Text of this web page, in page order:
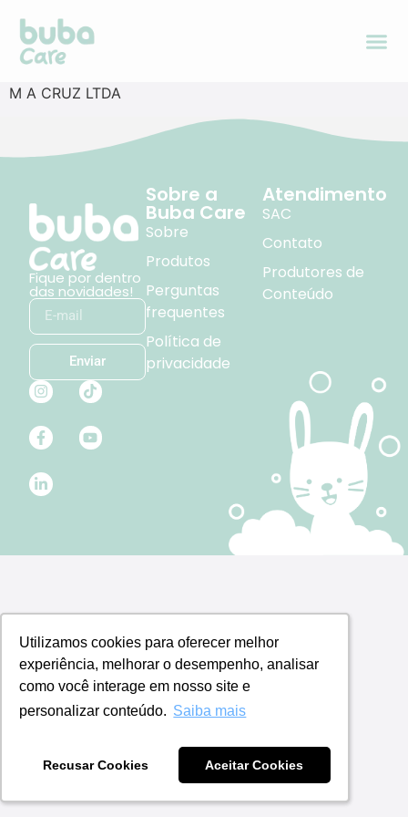
Utilizamos cookies para oferecer melhor
experiência, melhorar o desempenho, analisar
como você interage em nosso site e
personalizar conteúdo. Saiba mais
Recusar Cookies Aceitar Cookies
Utilizamos cookies para oferecer melhor
experiência, melhorar o desempenho, analisar
como você interage em nosso site e
personalizar conteúdo. Saiba mais
Recusar Cookies Aceitar Cookies
M A CRUZ LTDA
Fique por dentro
das novidades!
Enviar
Sobre a
Buba Care
Sobre
Produtos
Perguntas
frequentes
Política de
privacidade
Atendimento
SAC
Contato
Produtores de
Conteúdo